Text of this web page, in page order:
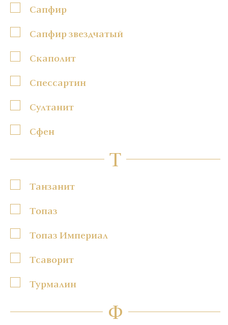
Сапфир
Сапфир звездчатый
Скаполит
Спессартин
Султанит
Сфен
Т
Танзанит
Топаз
Топаз Империал
Тсаворит
Турмалин
Ф